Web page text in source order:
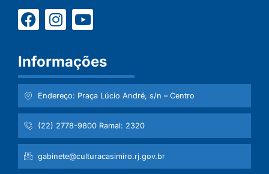
Informações
Endereço: Praça Lúcio André, s/n – Centro
(22) 2778-9800 Ramal: 2320
gabinete@culturacasimiro.rj.gov.br